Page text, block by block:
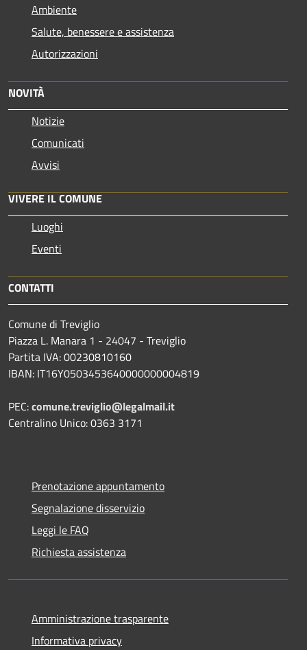
Ambiente
Salute, benessere e assistenza
Autorizzazioni
NOVITÀ
Notizie
Comunicati
Avvisi
VIVERE IL COMUNE
Luoghi
Eventi
CONTATTI
Comune di Treviglio
Piazza L. Manara 1 - 24047 - Treviglio
Partita IVA: 00230810160
IBAN: IT16Y0503453640000000004819
PEC:comune.treviglio@legalmail.it
Centralino Unico: 0363 3171
Prenotazione appuntamento
Segnalazione disservizio
Leggi le FAQ
Richiesta assistenza
Amministrazione trasparente
Informativa privacy